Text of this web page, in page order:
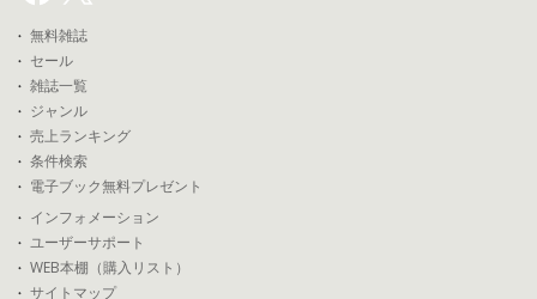
無料雑誌
セール
雑誌一覧
ジャンル
売上ランキング
条件検索
電子ブック無料プレゼント
インフォメーション
ユーザーサポート
WEB本棚（購入リスト）
サイトマップ